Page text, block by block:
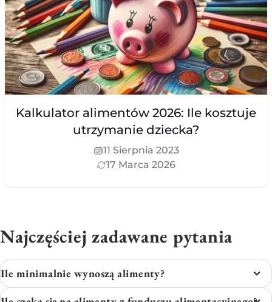
Kalkulator alimentów 2026: Ile kosztuje
utrzymanie dziecka?
11 Sierpnia 2023
17 Marca 2026
Najczęściej zadawane pytania
Ile minimalnie wynoszą alimenty?